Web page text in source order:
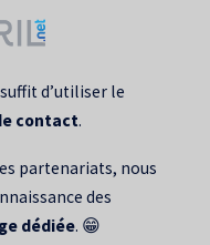
d’utiliser le
contact.
partenariats, nous
des
dédiée. 😁